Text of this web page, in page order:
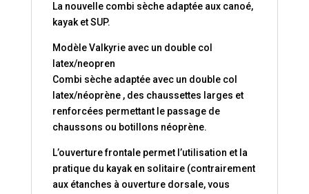
La nouvelle combi sèche adaptée aux canoé,
kayak et SUP.
Modèle Valkyrie avec un double col
latex/neopren
Combi sèche adaptée avec un double col
latex/néoprène , des chaussettes larges et
renforcées permettant le passage de
chaussons ou botillons néoprène.
L’ouverture frontale permet l’utilisation et la
pratique du kayak en solitaire (contrairement
aux étanches à ouverture dorsale, vous